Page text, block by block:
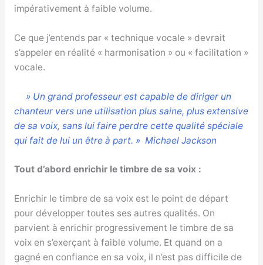
impérativement à faible volume.
Ce que j’entends par « technique vocale » devrait
s’appeler en réalité « harmonisation » ou « facilitation »
vocale.
» Un grand professeur est capable de diriger un
chanteur vers une utilisation plus saine, plus extensive
de sa voix, sans lui faire perdre cette qualité spéciale
qui fait de lui un être à part. » Michael Jackson
Tout d’abord enrichir le timbre de sa voix :
Enrichir le timbre de sa voix est le point de départ
pour développer toutes ses autres qualités. On
parvient à enrichir progressivement le timbre de sa
voix en s’exerçant à faible volume. Et quand on a
gagné en confiance en sa voix, il n’est pas difficile de